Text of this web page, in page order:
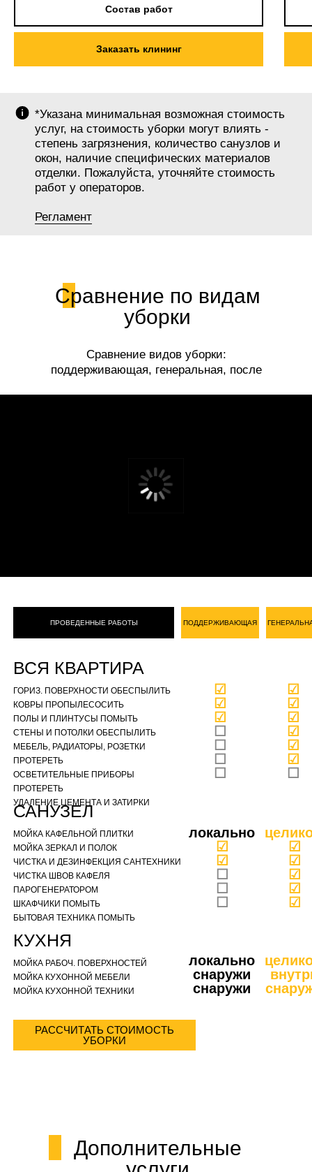
Состав работ
Заказать клининг
*Указана минимальная возможная стоимость
услуг, на стоимость уборки могут влиять -
степень загрязнения, количество санузлов и
окон, наличие специфических материалов
отделки. Пожалуйста, уточняйте стоимость
работ у операторов.
Регламент
Сравнение по видам
уборки
Сравнение видов уборки:
поддерживающая, генеральная, после
ГОРИЗ. ПОВЕРХНОСТИ ОБЕСПЫЛИТЬ
КОВРЫ ПРОПЫЛЕСОСИТЬ
ПОЛЫ И ПЛИНТУСЫ ПОМЫТЬ
СТЕНЫ И ПОТОЛКИ ОБЕСПЫЛИТЬ
МЕБЕЛЬ, РАДИАТОРЫ, РОЗЕТКИ
ПРОТЕРЕТЬ
ОСВЕТИТЕЛЬНЫЕ ПРИБОРЫ
ПРОТЕРЕТЬ
УДАЛЕНИЕ ЦЕМЕНТА И ЗАТИРКИ
ВСЯ КВАРТИРА
☑
☑
☑
☐
☐
☐
☐
МОЙКА КАФЕЛЬНОЙ ПЛИТКИ
МОЙКА ЗЕРКАЛ И ПОЛОК
ЧИСТКА И ДЕЗИНФЕКЦИЯ САНТЕХНИКИ
ЧИСТКА ШВОВ КАФЕЛЯ
ПАРОГЕНЕРАТОРОМ
ШКАФЧИКИ ПОМЫТЬ
БЫТОВАЯ ТЕХНИКА ПОМЫТЬ
САНУЗЕЛ
локально
☑
☑
☐
☐
☐
МОЙКА РАБОЧ. ПОВЕРХНОСТЕЙ
МОЙКА КУХОННОЙ МЕБЕЛИ
МОЙКА КУХОННОЙ ТЕХНИКИ
КУХНЯ
локально
снаружи
снаружи
ПРОВЕДЕННЫЕ РАБОТЫ ПОДДЕРЖИВАЮЩАЯ
☑
☑
☑
☑
☑
☑
☐
☑
☑
☑
☑
☑
РАССЧИТАТЬ СТОИМОСТЬ
УБОРКИ
Дополнительные